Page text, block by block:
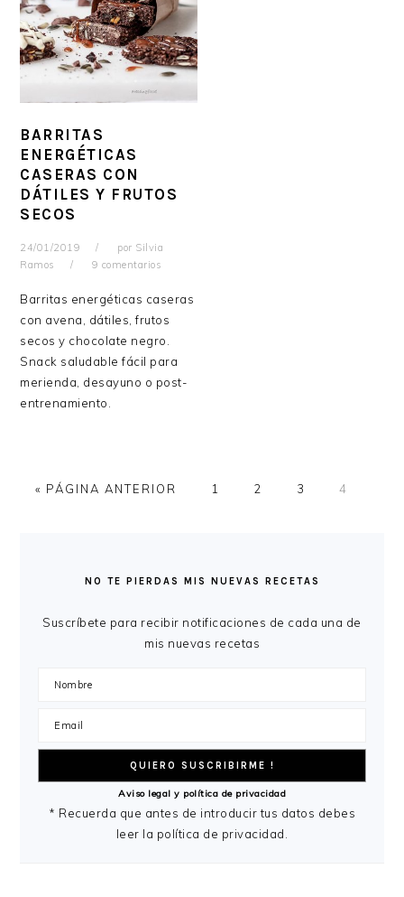
BARRITAS
ENERGÉTICAS
CASERAS CON
DÁTILES Y FRUTOS
SECOS
24/01/2019 por Silvia
Ramos
9 comentarios
Barritas energéticas caseras
con avena, dátiles, frutos
secos y chocolate negro.
Snack saludable fácil para
merienda, desayuno o post-
entrenamiento.
« IR
PÁGINA ANTERIOR PÁGINA
1 PÁGINA
2 PÁGINA
3 PÁGINA
4
PRINCIPALNO TE PIERDAS MIS NUEVAS RECETAS
Suscríbete para recibir notificaciones de cada una de
mis nuevas recetas
Aviso legal y política de privacidad
* Recuerda que antes de introducir tus datos debes
leer la política de privacidad.